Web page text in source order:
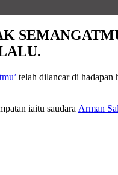
telah dilancar di
iaitu saudara Arman